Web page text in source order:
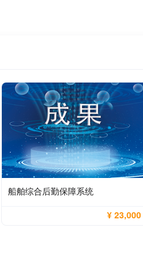
船舶综合后勤保障系统
¥ 23,000